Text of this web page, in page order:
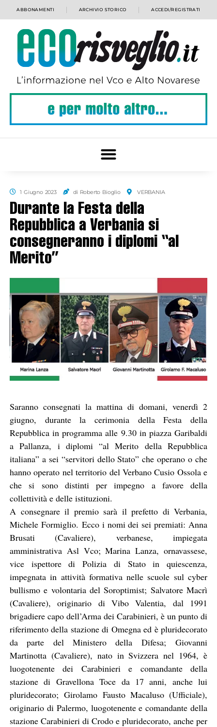
ABBONAMENTI ARCHIVIO STORICO ACCEDI/REGISTRATI
1 Giugno 2023 di Roberto Bioglio VERBANIA
Durante la Festa della
Repubblica a Verbania si
consegneranno i diplomi “al
Merito”
Saranno consegnati la mattina di domani, venerdì 2
giugno, durante la cerimonia della Festa della
Repubblica in programma alle 9.30 in piazza Garibaldi
a Pallanza, i diplomi “al Merito della Repubblica
italiana” a sei “servitori dello Stato” che operano o che
hanno operato nel territorio del Verbano Cusio Ossola e
che si sono distinti per impegno a favore della
collettività e delle istituzioni.
A consegnare il premio sarà il prefetto di Verbania,
Michele Formiglio. Ecco i nomi dei sei premiati: Anna
Brusati (Cavaliere), verbanese, impiegata
amministrativa Asl Vco; Marina Lanza, ornavassese,
vice ispettore di Polizia di Stato in quiescenza,
impegnata in attività formativa nelle scuole sul cyber
bullismo e volontaria del Soroptimist; Salvatore Macrì
(Cavaliere), originario di Vibo Valentia, dal 1991
brigadiere capo dell’Arma dei Carabinieri, è un punto di
riferimento della stazione di Omegna ed è pluridecorato
da parte del Ministero della Difesa; Giovanni
Martinotta (Cavaliere), nato in Svizzera nel 1964, è
luogotenente dei Carabinieri e comandante della
stazione di Gravellona Toce da 17 anni, anche lui
pluridecorato; Girolamo Fausto Macaluso (Ufficiale),
originario di Palermo, luogotenente e comandante della
stazione Carabinieri di Crodo e pluridecorato, anche per